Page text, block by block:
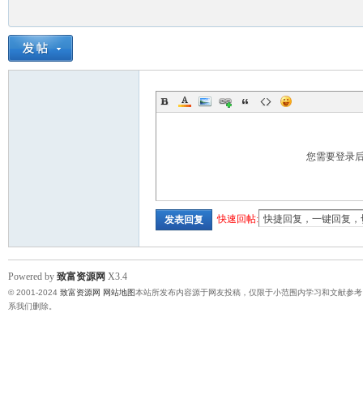
您需要登录
发表回复 快速回帖:
Powered by 致富资源网 X3.4
© 2001-2024 致富资源网 网站地图本站所发布内容源于网友投稿，仅限于小范围内学习和文献参
系我们删除。